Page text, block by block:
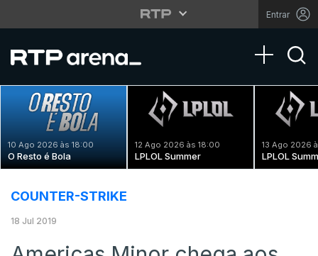
Entrar
Toggle
10 Ago 2026 às 18:00
O Resto é Bola
12 Ago 2026 às 18:00
LPLOL Summer
13 Ago 2026
LPLOL
COUNTER-STRIKE
18 Jul 2019